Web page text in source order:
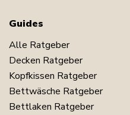
Guides
Alle Ratgeber
Decken Ratgeber
Kopfkissen Ratgeber
Bettwäsche Ratgeber
Bettlaken Ratgeber